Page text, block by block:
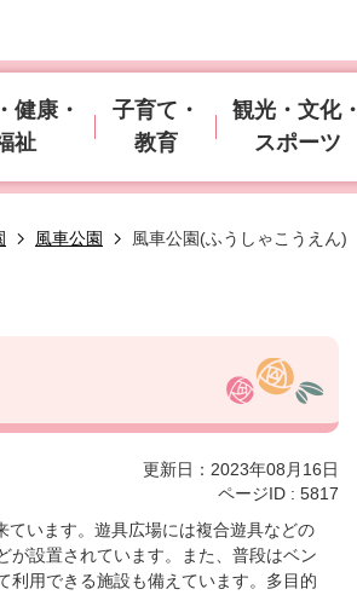
健康・
祉
子育て・
教育
観光・文化・
スポーツ
風車公園 風車公園(ふうしゃこうえん)
更新日：2023年08月16日
ページID : 5817
います。遊具広場には複合遊具などの
が設置されています。また、普段はベン
利用できる施設も備えています。多目的